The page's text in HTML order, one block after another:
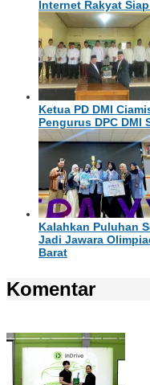
Internet Rakyat
Ketua PD DMI
Pengurus DPC DMI
Kalahkan Puluhan
Jadi Jawara
Barat
Komentar